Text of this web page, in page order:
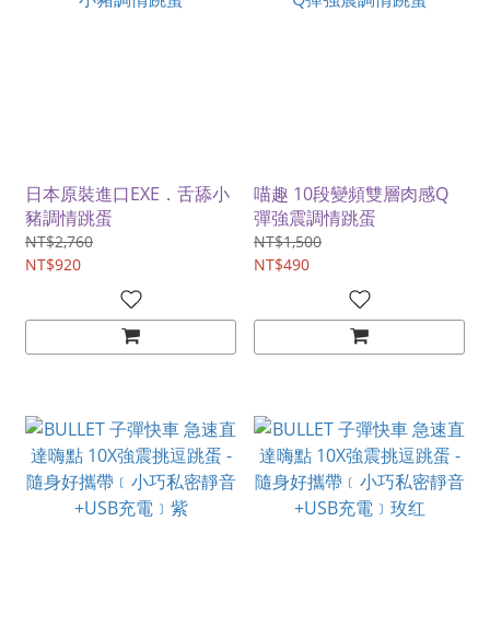
日本原裝進口EXE．舌舔小
豬調情跳蛋
NT$2,760
NT$920
喵趣 10段變頻雙層肉感Q
彈強震調情跳蛋
NT$1,500
NT$490